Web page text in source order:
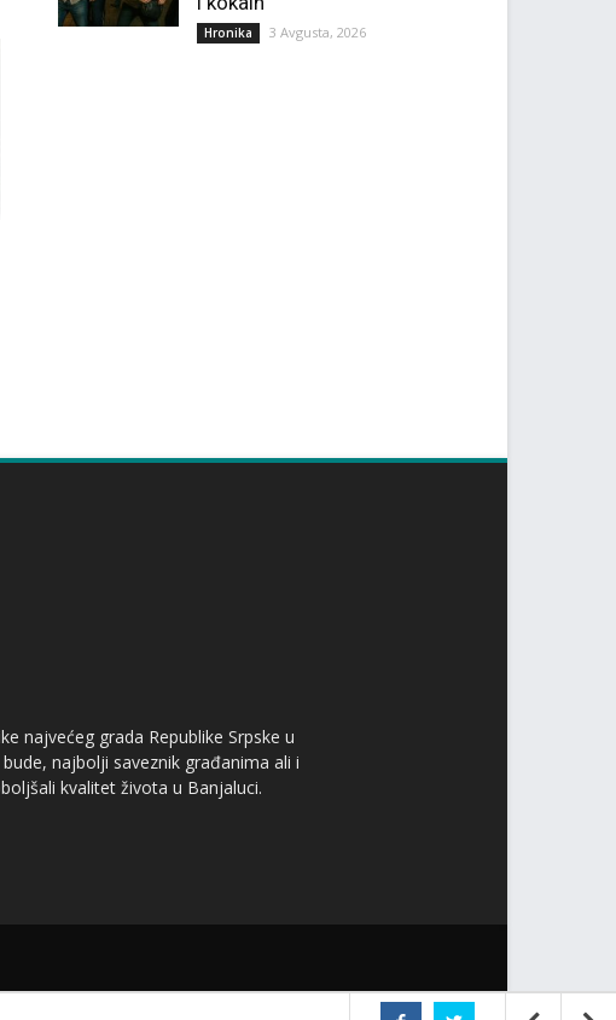
Hronika 3 Avgusta, 2026
najvećeg grada Republike Srpske u
najbolji saveznik građanima ali i
kvalitet života u Banjaluci.